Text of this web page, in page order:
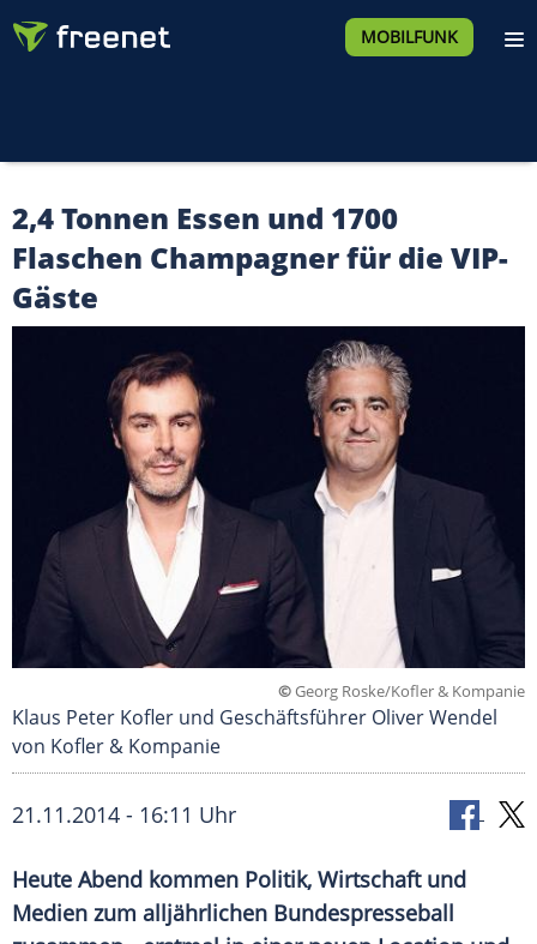
MOBILFUNK
2,4 Tonnen Essen und 1700
Flaschen Champagner für die VIP-
Gäste
©Georg Roske/Kofler & Kompanie
Klaus Peter Kofler und Geschäftsführer Oliver Wendel
von Kofler & Kompanie
21.11.2014 - 16:11 Uhr
Heute Abend kommen Politik, Wirtschaft und
Medien zum alljährlichen Bundespresseball